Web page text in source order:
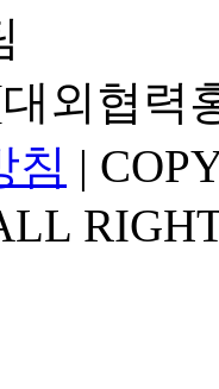
외협력
침 |